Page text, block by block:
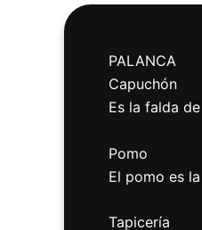
PALANCA
Capuchón
Es la falda
Pomo
El pomo es
Tapicería